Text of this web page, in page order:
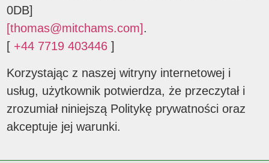
0DB]
[thomas@mitchams.com].
[ +44 7719 403446 ]
Korzystając z naszej witryny internetowej i
usług, użytkownik potwierdza, że przeczytał i
zrozumiał niniejszą Politykę prywatności oraz
akceptuje jej warunki.